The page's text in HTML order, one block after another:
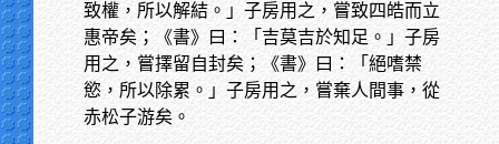
致權，所以解結。」子房用之，嘗致四皓而立
惠帝矣；《書》曰：「吉莫吉於知足。」子房
用之，嘗擇留自封矣；《書》曰：「絕嗜禁
慾，所以除累。」子房用之，嘗棄人間事，從
赤松子游矣。